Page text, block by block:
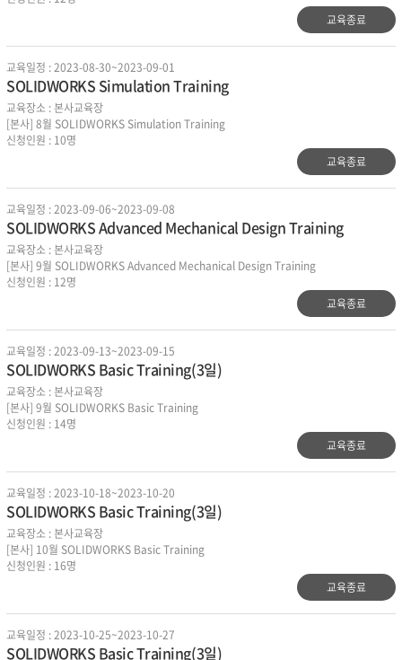
교육종료
교육일정 : 2023-08-30~2023-09-01
SOLIDWORKS Simulation Training
교육장소 : 본사교육장
[본사] 8월 SOLIDWORKS Simulation Training
신청인원 : 10명
교육종료
교육일정 : 2023-09-06~2023-09-08
SOLIDWORKS Advanced Mechanical Design Training
교육장소 : 본사교육장
[본사] 9월 SOLIDWORKS Advanced Mechanical Design Training
신청인원 : 12명
교육종료
교육일정 : 2023-09-13~2023-09-15
SOLIDWORKS Basic Training(3일)
교육장소 : 본사교육장
[본사] 9월 SOLIDWORKS Basic Training
신청인원 : 14명
교육종료
교육일정 : 2023-10-18~2023-10-20
SOLIDWORKS Basic Training(3일)
교육장소 : 본사교육장
[본사] 10월 SOLIDWORKS Basic Training
신청인원 : 16명
교육종료
교육일정 : 2023-10-25~2023-10-27
SOLIDWORKS Basic Training(3일)